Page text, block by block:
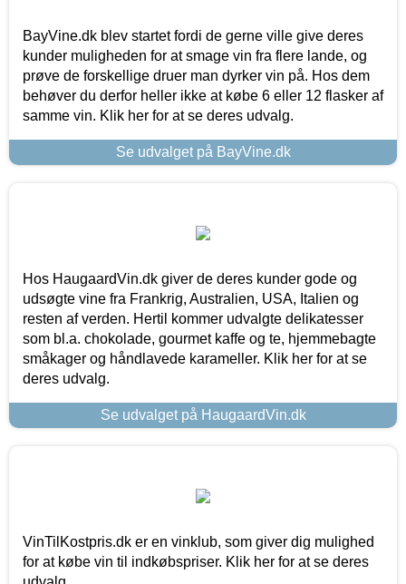
BayVine.dk blev startet fordi de gerne ville give deres
kunder muligheden for at smage vin fra flere lande, og
prøve de forskellige druer man dyrker vin på. Hos dem
behøver du derfor heller ikke at købe 6 eller 12 flasker af
samme vin. Klik her for at se deres udvalg.
Se udvalget på BayVine.dk
Hos HaugaardVin.dk giver de deres kunder gode og
udsøgte vine fra Frankrig, Australien, USA, Italien og
resten af verden. Hertil kommer udvalgte delikatesser
som bl.a. chokolade, gourmet kaffe og te, hjemmebagte
småkager og håndlavede karameller. Klik her for at se
deres udvalg.
Se udvalget på HaugaardVin.dk
VinTilKostpris.dk er en vinklub, som giver dig mulighed
for at købe vin til indkøbspriser. Klik her for at se deres